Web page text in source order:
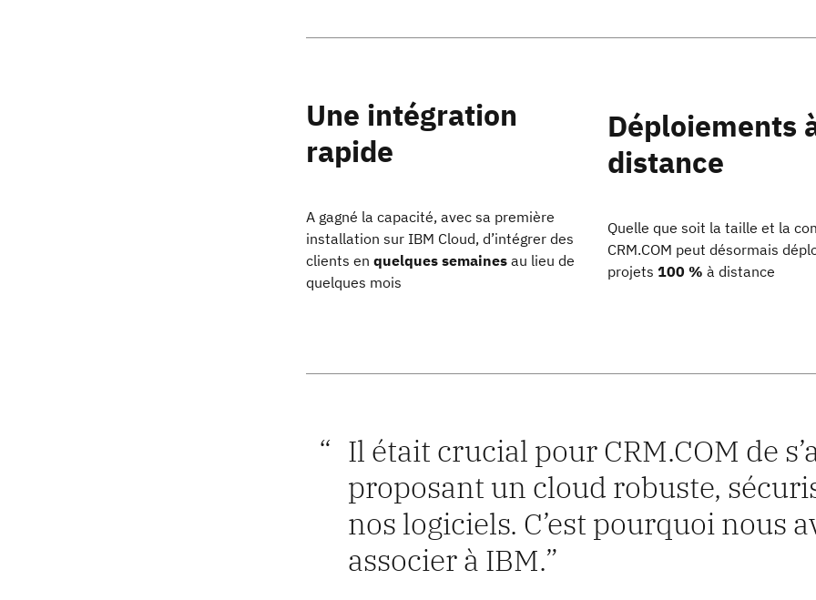
Une intégration
rapide
A gagné la capacité, avec sa première
installation sur IBM Cloud, d’intégrer des
clients en quelques semaines au lieu de
quelques mois
Déploiements
distance
Quelle que soit la taille et la
CRM.COM peut désormais
projets 100 % à distance
Il était crucial pour CRM.COM de
proposant un cloud robuste,
nos logiciels. C’est pourquoi nous
associer à IBM.